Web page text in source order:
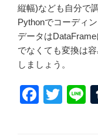
縦幅)なども自分で
Pythonでコーディ
データは
でなくても変換は
しましょう。
F
T